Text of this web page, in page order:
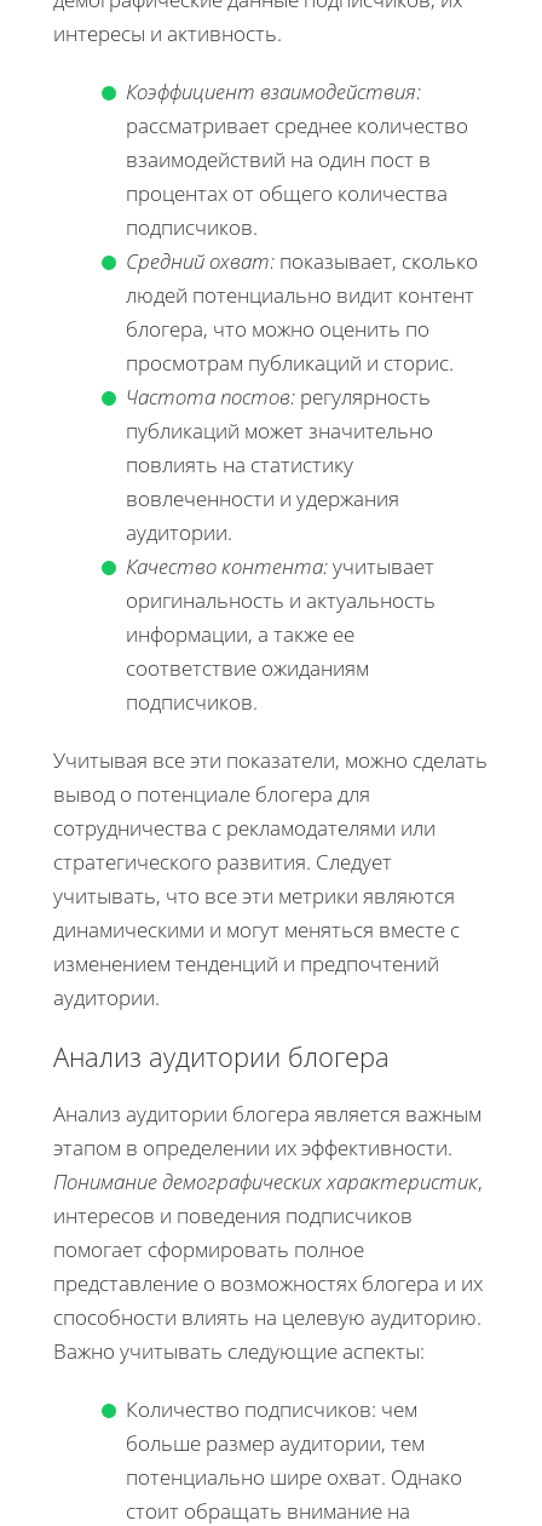
интересы и активность.
Коэффициент взаимодействия:
рассматривает среднее количество
взаимодействий на один пост в
процентах от общего количества
подписчиков.
Средний охват: показывает, сколько
людей потенциально видит контент
блогера, что можно оценить по
просмотрам публикаций и сторис.
Частота постов: регулярность
публикаций может значительно
повлиять на статистику
вовлеченности и удержания
аудитории.
Качество контента:учитывает
оригинальность и актуальность
информации, а также ее
соответствие ожиданиям
подписчиков.
Учитывая все эти показатели, можно сделать
вывод о потенциале блогера для
сотрудничества с рекламодателями или
стратегического развития. Следует
учитывать, что все эти метрики являются
динамическими и могут меняться вместе с
изменением тенденций и предпочтений
аудитории.
Анализ аудитории блогера
Анализ аудитории блогера является важным
этапом в определении их эффективности.
Понимание демографических характеристик,
интересов и поведения подписчиков
помогает сформировать полное
представление о возможностях блогера и их
способности влиять на целевую аудиторию.
Важно учитывать следующие аспекты:
Количество подписчиков: чем
больше размер аудитории, тем
потенциально шире охват. Однако
стоит обращать внимание на